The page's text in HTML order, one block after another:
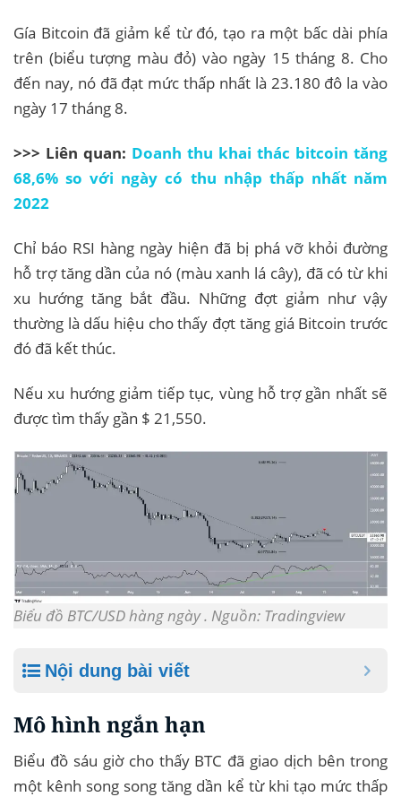
Gía Bitcoin đã giảm kể từ đó, tạo ra một bấc dài phía
trên (biểu tượng màu đỏ) vào ngày 15 tháng 8. Cho
đến nay, nó đã đạt mức thấp nhất là 23.180 đô la vào
ngày 17 tháng 8.
>>> Liên quan: Doanh thu khai thác bitcoin tăng
68,6% so với ngày có thu nhập thấp nhất năm
2022
Chỉ báo RSI hàng ngày hiện đã bị phá vỡ khỏi đường
hỗ trợ tăng dần của nó (màu xanh lá cây), đã có từ khi
xu hướng tăng bắt đầu. Những đợt giảm như vậy
thường là dấu hiệu cho thấy đợt tăng giá Bitcoin trước
đó đã kết thúc.
Nếu xu hướng giảm tiếp tục, vùng hỗ trợ gần nhất sẽ
được tìm thấy gần $ 21,550.
Biểu đồ BTC/USD hàng ngày . Nguồn: Tradingview
Nội dung bài viết
Mô hình ngắn hạn
Biểu đồ sáu giờ cho thấy BTC đã giao dịch bên trong
một kênh song song tăng dần kể từ khi tạo mức thấp